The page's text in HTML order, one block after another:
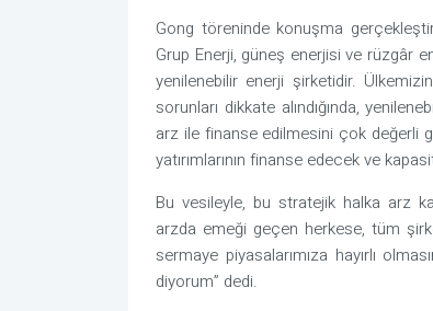
Gong töreninde konuşma
Grup Enerji, güneş enerjisi ve rüzgâr
yenilenebilir enerji şirketidir.
sorunları dikkate alındığında,
arz ile finanse edilmesini çok değerli
yatırımlarının finanse edecek ve
Bu vesileyle, bu stratejik halka arz
arzda emeği geçen herkese, tüm
sermaye piyasalarımıza hayırlı
diyorum” dedi.